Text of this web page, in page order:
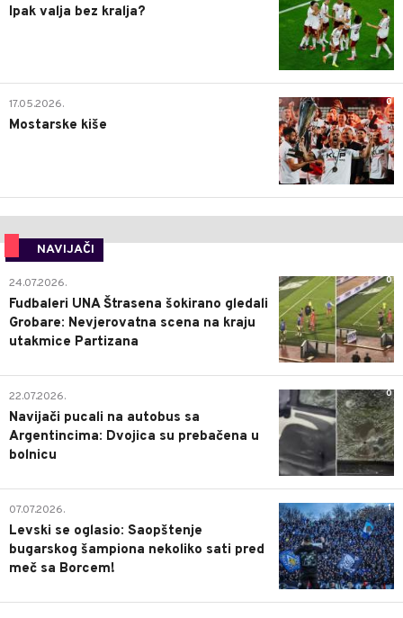
Ipak valja bez kralja?
0
17.05.2026.
Mostarske kiše
NAVIJAČI
0
24.07.2026.
Fudbaleri UNA Štrasena šokirano gledali
Grobare: Nevjerovatna scena na kraju
utakmice Partizana
0
22.07.2026.
Navijači pucali na autobus sa
Argentincima: Dvojica su prebačena u
bolnicu
1
07.07.2026.
Levski se oglasio: Saopštenje
bugarskog šampiona nekoliko sati pred
meč sa Borcem!